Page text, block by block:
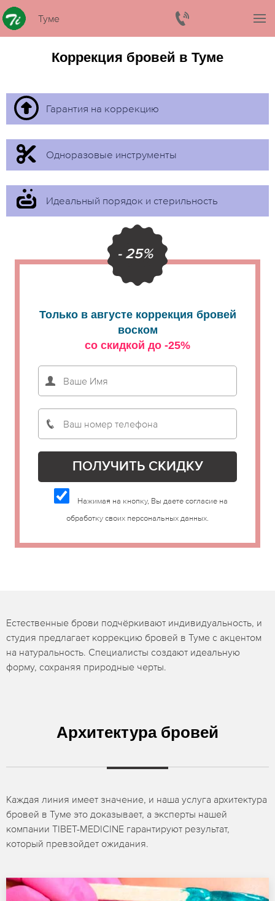
Туме
Коррекция бровей в Туме
Гарантия на коррекцию
Одноразовые инструменты
Идеальный порядок и стерильность
- 25%
Только в августе коррекция бровей
воском
со скидкой до -25%
Нажимая на кнопку, Вы даете согласие на
обработку своих персональных данных.
Естественные брови подчёркивают индивидуальность, и
студия предлагает коррекцию бровей в Туме с акцентом
на натуральность. Специалисты создают идеальную
форму, сохраняя природные черты.
Архитектура бровей
Каждая линия имеет значение, и наша услуга архитектура
бровей в Туме это доказывает, а эксперты нашей
компании TIBET-MEDICINE гарантируют результат,
который превзойдет ожидания.